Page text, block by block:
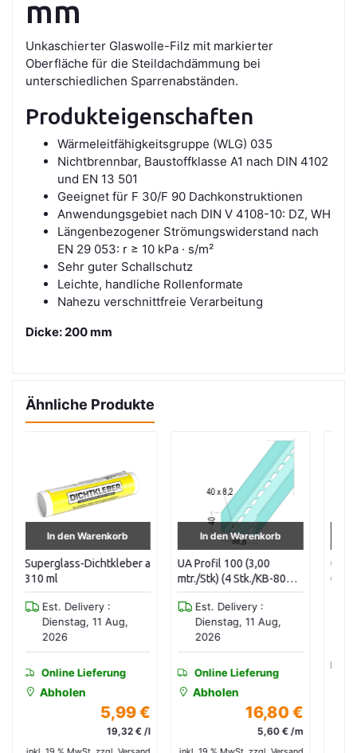
mm
Unkaschierter Glaswolle-Filz mit markierter
Oberfläche für die Steildachdämmung bei
unterschiedlichen Sparrenabständen.
Produkteigenschaften
Wärmeleitfähigkeitsgruppe (WLG) 035
Nichtbrennbar, Baustoffklasse A1 nach DIN 4102
und EN 13 501
Geeignet für F 30/F 90 Dachkonstruktionen
Anwendungsgebiet nach DIN V 4108-10: DZ, WH
Längenbezogener Strömungswiderstand nach
EN 29 053: r ≥ 10 kPa · s/m²
Sehr guter Schallschutz
Leichte, handliche Rollenformate
Nahezu verschnittfreie Verarbeitung
Dicke: 200 mm
Ähnliche Produkte
In den Warenkorb
UA Profil 100 (3,00
mtr./Stk) (4 Stk./KB-80
zweireihige Lochung
Est. Delivery :
Dienstag, 11 Aug,
2026
Online Lieferung
Abholen
16,80 €
5,60 € /m
In den Warenkorb
Gipskarton GKB (A /GKB)
Gipsplatte 2000 x 600 x
Stück) 1 PAL à 67,2 M2
Abholen
4,05 € 3,80 €
3,17 € /m²